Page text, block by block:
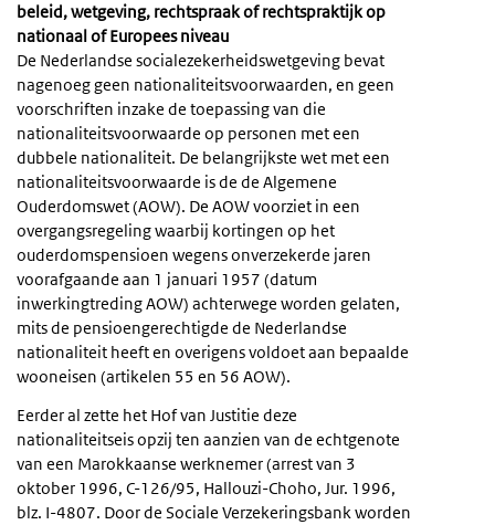
beleid, wetgeving, rechtspraak of rechtspraktijk op
nationaal of Europees niveau
De Nederlandse socialezekerheidswetgeving bevat
nagenoeg geen nationaliteitsvoorwaarden, en geen
voorschriften inzake de toepassing van die
nationaliteitsvoorwaarde op personen met een
dubbele nationaliteit. De belangrijkste wet met een
nationaliteitsvoorwaarde is de de Algemene
Ouderdomswet (AOW). De AOW voorziet in een
overgangsregeling waarbij kortingen op het
ouderdomspensioen wegens onverzekerde jaren
voorafgaande aan 1 januari 1957 (datum
inwerkingtreding AOW) achterwege worden gelaten,
mits de pensioengerechtigde de Nederlandse
nationaliteit heeft en overigens voldoet aan bepaalde
wooneisen (artikelen 55 en 56 AOW).
Eerder al zette het Hof van Justitie deze
nationaliteitseis opzij ten aanzien van de echtgenote
van een Marokkaanse werknemer (arrest van 3
oktober 1996, C-126/95, Hallouzi-Choho, Jur. 1996,
blz. I-4807. Door de Sociale Verzekeringsbank worden